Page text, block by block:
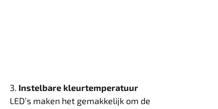
3. Instelbare kleurtemperatuur
LED’s maken het gemakkelijk om de